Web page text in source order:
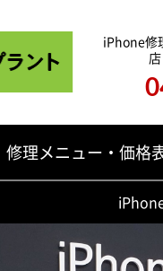
修理メニュー・価格
iPhone修
店